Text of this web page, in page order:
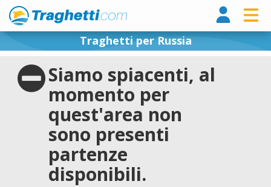
Traghetti per Russia
Siamo spiacenti, al
momento per
quest'area non
sono presenti
partenze
disponibili.